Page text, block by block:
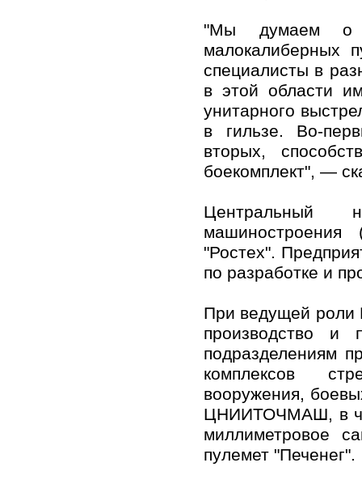
"Мы думаем о
малокалиберных
специалисты в
в этой области
унитарного
в гильзе. Во-
вторых,
боекомплект", —
Центральный
"Ростех".
по разработке и
При ведущей
производство и
подразделениям
комплексов
вооружения,
ЦНИИТОЧМАШ, в
миллиметровое
пулемет "Печенег".